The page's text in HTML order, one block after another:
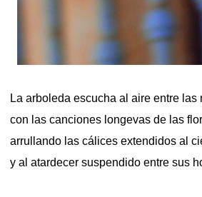
La arboleda escucha al aire entre las
con las canciones longevas de las
arrullando las cálices extendidos al
y al atardecer suspendido entre sus